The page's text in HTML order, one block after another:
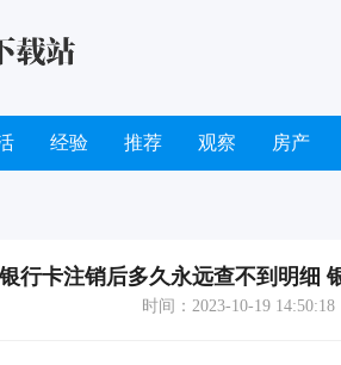
经验 推荐 观察 房产
行卡注销后多久永远查不到明细
时间：2023-10-19 14:50:18